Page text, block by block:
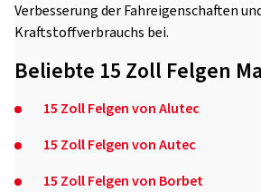
Verbesserung der Fahreigenschaften
Kraftstoffverbrauchs bei.
Beliebte 15 Zoll Felgen
15 Zoll Felgen von Alutec
15 Zoll Felgen von Autec
15 Zoll Felgen von Borbet